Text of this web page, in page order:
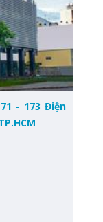
- 173 Điện